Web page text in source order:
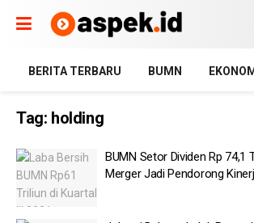
BERITA TERBARU BUMN EKONOMI
Tag: holding
BUMN Setor Dividen Rp 74,1
Merger Jadi Pendorong